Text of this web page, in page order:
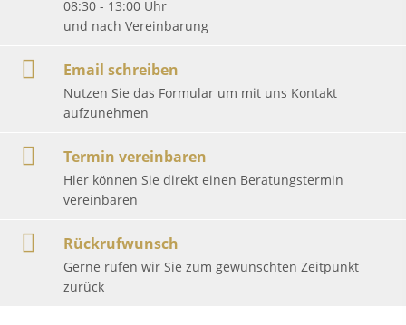
08:30 - 13:00 Uhr
und nach Vereinbarung
Email schreiben
Nutzen Sie das Formular um mit uns Kontakt
aufzunehmen
Termin vereinbaren
Hier können Sie direkt einen Beratungstermin
vereinbaren
Rückrufwunsch
Gerne rufen wir Sie zum gewünschten Zeitpunkt
zurück